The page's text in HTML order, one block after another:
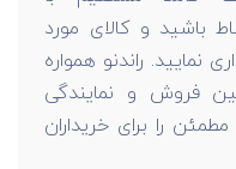
باشید و کالای مورد
نمایید. راندنو همواره
فروش و نمایندگی
را برای خریداران